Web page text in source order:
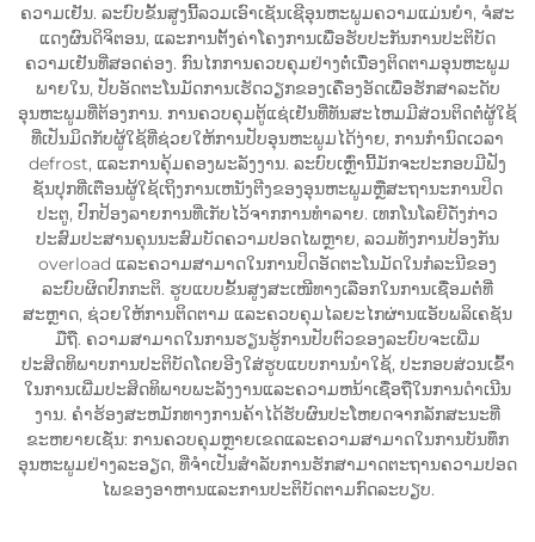
ຄວາມເຢັນ. ລະບົບຂັ້ນສູງນີ້ລວມເອົາເຊັນເຊີອຸນຫະພູມຄວາມແມ່ນຍໍາ, ຈໍສະ
ແດງຜົນດິຈິຕອນ, ແລະການຕັ້ງຄ່າໂຄງການເພື່ອຮັບປະກັນການປະຕິບັດ
ຄວາມເຢັນທີ່ສອດຄ່ອງ. ກົນໄກການຄວບຄຸມຢ່າງຕໍ່ເນື່ອງຕິດຕາມອຸນຫະພູມ
ພາຍໃນ, ປັບອັດຕະໂນມັດການເຮັດວຽກຂອງເຄື່ອງອັດເພື່ອຮັກສາລະດັບ
ອຸນຫະພູມທີ່ຕ້ອງການ. ການຄວບຄຸມຕູ້ແຊ່ເຢັນທີ່ທັນສະໄຫມມີສ່ວນຕິດຕໍ່ຜູ້ໃຊ້
ທີ່ເປັນມິດກັບຜູ້ໃຊ້ທີ່ຊ່ວຍໃຫ້ການປັບອຸນຫະພູມໄດ້ງ່າຍ, ການກໍານົດເວລາ
defrost, ແລະການຄຸ້ມຄອງພະລັງງານ. ລະບົບເຫຼົ່ານີ້ມັກຈະປະກອບມີຟັງ
ຊັນປຸກທີ່ເຕືອນຜູ້ໃຊ້ເຖິງການເຫນັງຕີງຂອງອຸນຫະພູມຫຼືສະຖານະການປິດ
ປະຕູ, ປົກປ້ອງລາຍການທີ່ເກັບໄວ້ຈາກການທໍາລາຍ. ເທກໂນໂລຍີດັ່ງກ່າວ
ປະສົມປະສານຄຸນນະສົມບັດຄວາມປອດໄພຫຼາຍ, ລວມທັງການປ້ອງກັນ
overload ແລະຄວາມສາມາດໃນການປິດອັດຕະໂນມັດໃນກໍລະນີຂອງ
ລະບົບຜິດປົກກະຕິ. ຮູບແບບຂັ້ນສູງສະເໜີທາງເລືອກໃນການເຊື່ອມຕໍ່ທີ່
ສະຫຼາດ, ຊ່ວຍໃຫ້ການຕິດຕາມ ແລະຄວບຄຸມໄລຍະໄກຜ່ານແອັບພລິເຄຊັນ
ມືຖື. ຄວາມສາມາດໃນການຮຽນຮູ້ການປັບຕົວຂອງລະບົບຈະເພີ່ມ
ປະສິດທິພາບການປະຕິບັດໂດຍອີງໃສ່ຮູບແບບການນໍາໃຊ້, ປະກອບສ່ວນເຂົ້າ
ໃນການເພີ່ມປະສິດທິພາບພະລັງງານແລະຄວາມຫນ້າເຊື່ອຖືໃນການດໍາເນີນ
ງານ. ຄໍາຮ້ອງສະຫມັກທາງການຄ້າໄດ້ຮັບຜົນປະໂຫຍດຈາກລັກສະນະທີ່
ຂະຫຍາຍເຊັ່ນ: ການຄວບຄຸມຫຼາຍເຂດແລະຄວາມສາມາດໃນການບັນທຶກ
ອຸນຫະພູມຢ່າງລະອຽດ, ທີ່ຈໍາເປັນສໍາລັບການຮັກສາມາດຕະຖານຄວາມປອດ
ໄພຂອງອາຫານແລະການປະຕິບັດຕາມກົດລະບຽບ.